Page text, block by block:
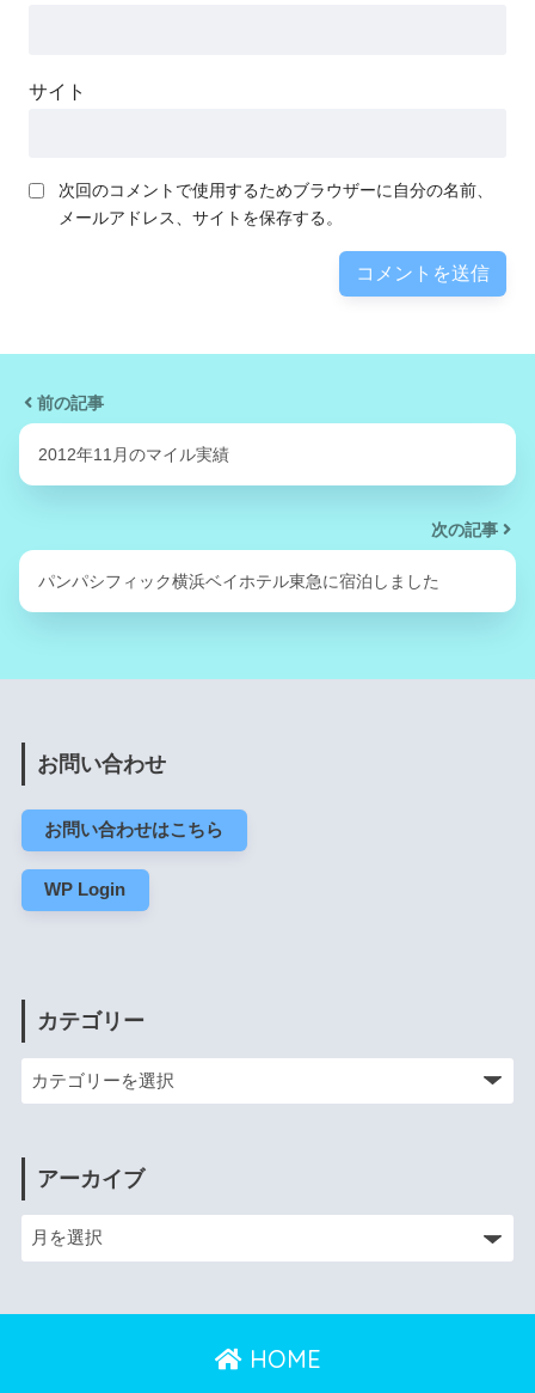
サイト
次回のコメントで使用するためブラウザーに自分の名前、
メールアドレス、サイトを保存する。
前の記事
2012年11月のマイル実績
次の記事
パンパシフィック横浜ベイホテル東急に宿泊しました
お問い合わせ
お問い合わせはこちら
WP Login
カテゴリー
アーカイブ
HOME